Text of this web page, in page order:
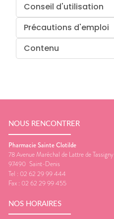
Conseil d'utilisation
Précautions d'emploi
Contenu
NOUS RENCONTRER
Pharmacie Sainte Clotilde
78 Avenue Maréchal de Lattre de Tassigny
97490 Saint-Denis
Tel : 02 62 29 99 444
Fax : 02 62 29 99 455
NOS HORAIRES